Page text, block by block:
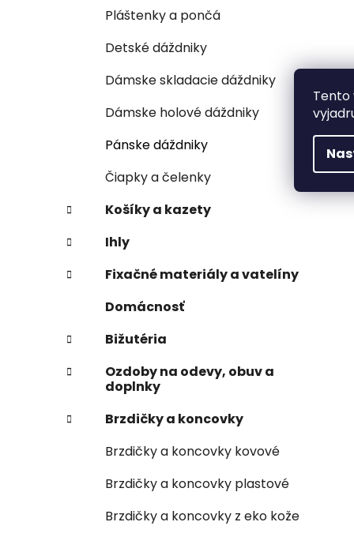
Tento
Pláštenky a pončá
Detské dáždniky
Dámske skladacie dáždniky
Dámske holové dáždniky
Pánske dáždniky
Čiapky a čelenky
Košíky a kazety
Ihly
Fixačné materiály a vatelíny
Domácnosť
Bižutéria
Ozdoby na odevy, obuv a
doplnky
Brzdičky a koncovky
Brzdičky a koncovky kovové
Brzdičky a koncovky plastové
Brzdičky a koncovky z eko kože